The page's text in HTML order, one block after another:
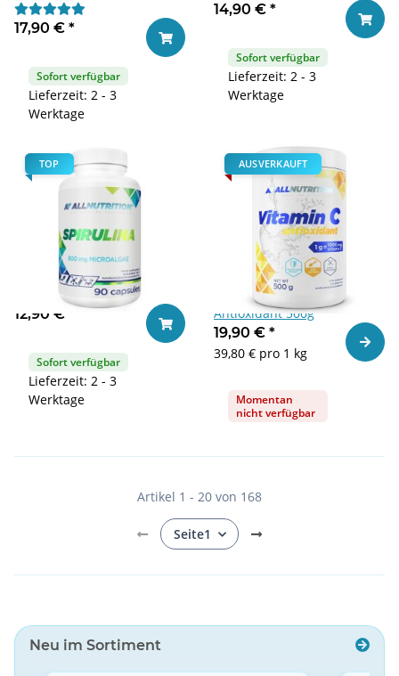
17,90 € *
Sofort verfügbar
Lieferzeit: 2 - 3
Werktage
In den Warenkorb
14,90 € *
Sofort verfügbar
Lieferzeit: 2 - 3
Werktage
In
TOP
Allnutrition Spirulina 90caps
12,90 €
Sofort verfügbar
Lieferzeit: 2 - 3
Werktage
In den Warenkorb
AUSVERKAUFT
Allnutrition Vitamin C
Antioxidant 500g
19,90 € *
39,80 € pro 1 kg
Momentan
nicht verfügbar
Zum
Artikel 1 - 20 von 168
Seite1
Neu im Sortiment